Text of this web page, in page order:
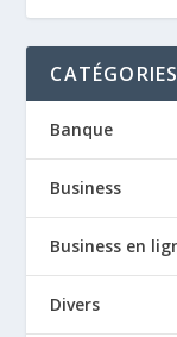
CATÉGORIES
Banque
Business
Business en
Divers